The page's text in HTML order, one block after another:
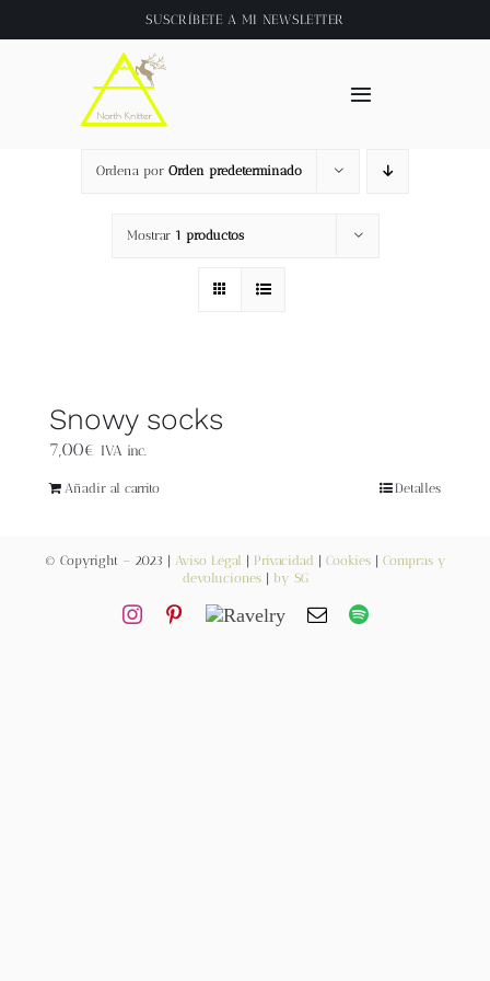
al
SUSCRÍBETE A MI NEWSLETTER
Toggle
Inicio
About
Tienda
Contacto
Newsletter
Ordena por Orden predeterminado
Mostrar 1 productos
Snowy socks
7,00€ IVA inc.
Añadir al carrito Detalles
© Copyright – 2023 | Aviso Legal Privacidad Cookies| Compras y
devoluciones| by SG